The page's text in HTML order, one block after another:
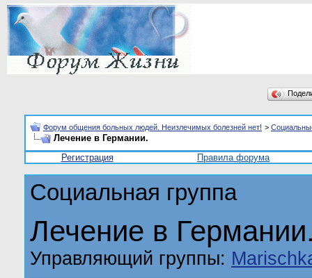
Форум общения больных людей. Неизлечимых болезней нет! >
Лечение в Германии.
Регистрация
Правила форума
Социальная группа
Лечение в
Управляющий группы: